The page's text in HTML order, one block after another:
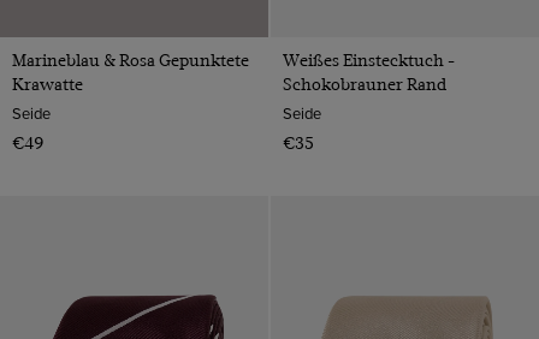
Marineblau & Rosa Gepunktete
Krawatte
Seide
€49
Weißes Einstecktuch -
Schokobrauner Rand
Seide
€35